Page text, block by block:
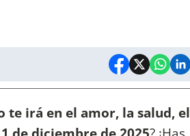
te irá en el amor, la salud, el